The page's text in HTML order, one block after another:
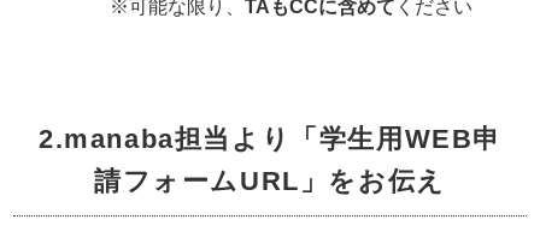
※可能な限り、TAもCCに含めて ください
2.manaba担当より「学生用WEB申
請フォームURL」をお伝え